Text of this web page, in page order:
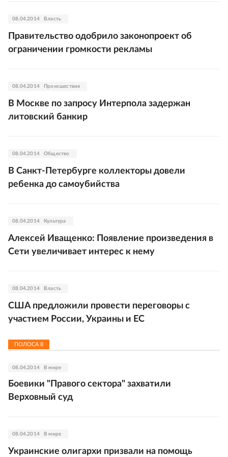
08.04.2014 Власть
Правительство одобрило законопроект об
ограничении громкости рекламы
08.04.2014 Происшествия
В Москве по запросу Интерпола задержан
литовский банкир
08.04.2014 Общество
В Санкт-Петербурге коллекторы довели
ребенка до самоубийства
08.04.2014 Культура
Алексей Иващенко: Появление произведения в
Сети увеличивает интерес к нему
08.04.2014 Власть
США предложили провести переговоры с
участием России, Украины и ЕС
ПОЛОСА 8
08.04.2014 В мире
Боевики "Правого сектора" захватили
Верховный суд
08.04.2014 В мире
Украинские олигархи призвали на помощь